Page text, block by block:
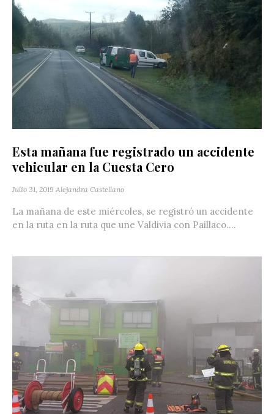
Esta mañana fue registrado un accidente
vehicular en la Cuesta Cero
Julio 31, 2019 Alejandra Castellano
La mañana de este miércoles, se registró un accidente
en la ruta en la ruta que une Valdivia con Paillaco....